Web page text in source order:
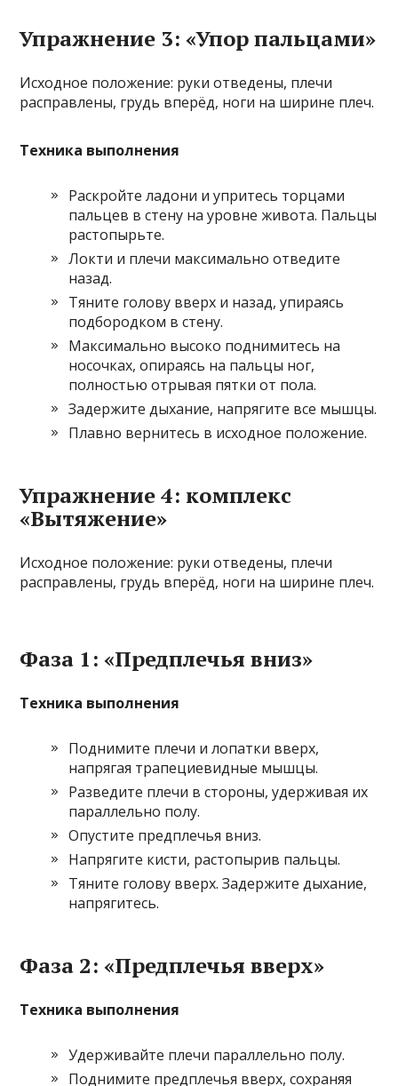
Упражнение 3: «Упор пальцами»
Исходное положение: руки отведены, плечи
расправлены, грудь вперёд, ноги на ширине плеч.
Техника выполнения
Раскройте ладони и упритесь торцами
пальцев в стену на уровне живота. Пальцы
растопырьте.
Локти и плечи максимально отведите
назад.
Тяните голову вверх и назад, упираясь
подбородком в стену.
Максимально высоко поднимитесь на
носочках, опираясь на пальцы ног,
полностью отрывая пятки от пола.
Задержите дыхание, напрягите все мышцы.
Плавно вернитесь в исходное положение.
Упражнение 4: комплекс
«Вытяжение»
Исходное положение: руки отведены, плечи
расправлены, грудь вперёд, ноги на ширине плеч.
Фаза 1: «Предплечья вниз»
Техника выполнения
Поднимите плечи и лопатки вверх,
напрягая трапециевидные мышцы.
Разведите плечи в стороны, удерживая их
параллельно полу.
Опустите предплечья вниз.
Напрягите кисти, растопырив пальцы.
Тяните голову вверх. Задержите дыхание,
напрягитесь.
Фаза 2: «Предплечья вверх»
Техника выполнения
Удерживайте плечи параллельно полу.
Поднимите предплечья вверх, сохраняя